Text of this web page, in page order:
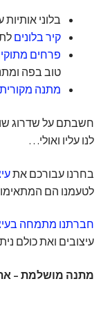
בלוני
קיר בלונים
פרחים
טוב בפה
מתנה
חשבתם על שדרוג
לנו עליו ואולי…
בחרנו עבורכם את
לטעמנו הם
חברתנו מתמחה
עיצובים ואת כולם
מתנה מושלמת –